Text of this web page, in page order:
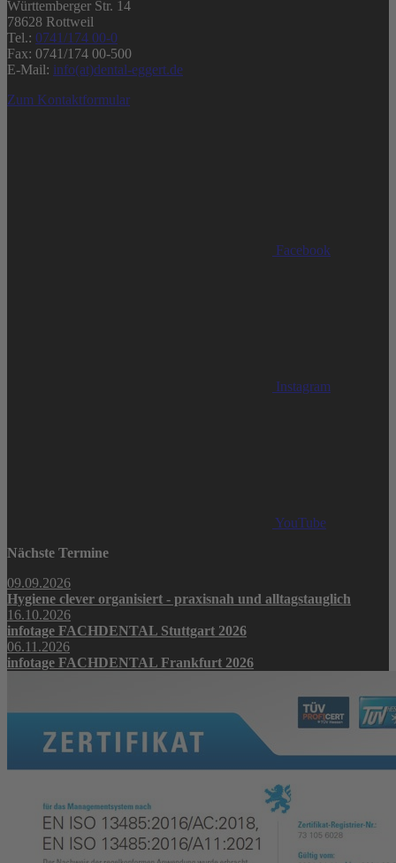
Württemberger Str. 14
78628 Rottweil
Tel.: 0741/174 00-0
Fax: 0741/174 00-500
E-Mail: info(at)dental-eggert.de
Zum Kontaktformular
Facebook
Instagram
YouTube
Nächste Termine
09.09.2026
Hygiene clever organisiert - praxisnah und alltagstauglich
16.10.2026
infotage FACHDENTAL Stuttgart 2026
06.11.2026
infotage FACHDENTAL Frankfurt 2026